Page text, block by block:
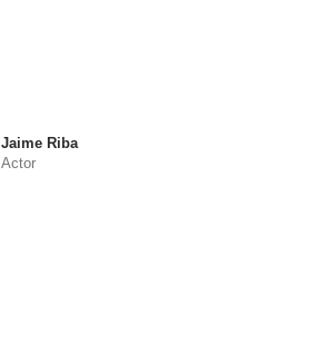
Jaime Riba
Actor